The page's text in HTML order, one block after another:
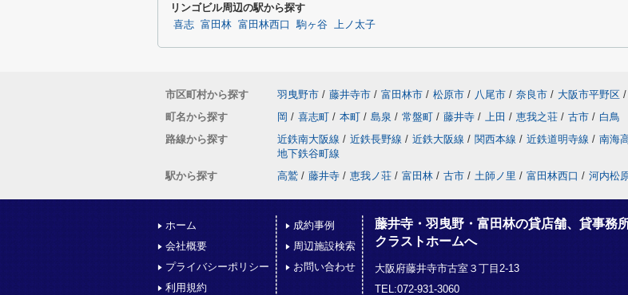
リンゴビル周辺の駅から探す
喜志 富田林 富田林西口 駒ヶ谷 上ノ太子
市区町村から探す 羽曳野市 / 藤井寺市 / 富田林市 / 松原市 / 八尾市 / 奈良市 / 大阪市平野区 /
町名から探す
岡 / 喜志町 / 本町 / 島泉 / 常盤町 / 藤井寺 / 上田 / 恵我之荘 / 古市 / 白鳥
路線から探す
近鉄南大阪線 / 近鉄長野線 / 近鉄大阪線 / 関西本線 / 近鉄道明寺線 / 南海
地下鉄谷町線
駅から探す
高鷲 / 藤井寺 / 恵我ノ荘 / 富田林 / 古市 / 土師ノ里 / 富田林西口 / 河内松
ホーム
会社概要
プライバシーポリシー
利用規約
成約事例
周辺施設検索
お問い合わせ
藤井寺・羽曳野・富田林の貸店舗、貸事務
クラストホームへ
大阪府藤井寺市古室３丁目2-13
TEL:072-931-3060